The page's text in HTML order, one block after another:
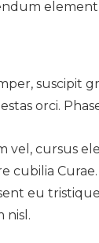
suscipit
orci.
vel, cursus
eu
nisl.